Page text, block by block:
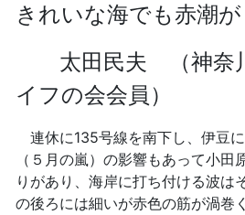
きれいな海でも赤潮が
太田民夫 （神奈川
イフの会会員）
連休に135号線を南下し、伊豆
（５月の嵐）の影響もあって小田
りがあり、海岸に打ち付ける波は
の後ろには細いが赤色の筋が渦巻